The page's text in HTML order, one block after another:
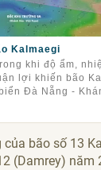
Kalmaegi
khi độ ẩm,
lợi khiến bão
Đà Nẵng -
bão số 13
(Damrey) năm